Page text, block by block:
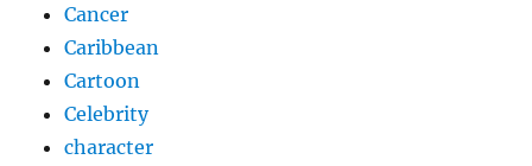
Cancer
Caribbean
Cartoon
Celebrity
character